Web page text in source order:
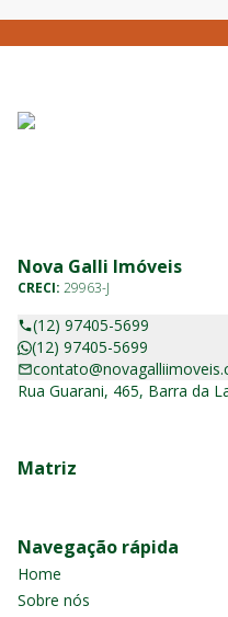
Nova Galli Imóveis
CRECI: 29963-J
(12) 97405-5699
(12) 97405-5699
Rua Guarani, 465, Barra da
Matriz
Navegação rápida
Home
Sobre nós